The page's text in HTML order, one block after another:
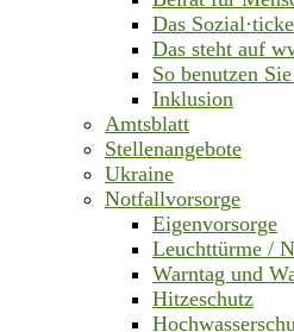
Das
Das steht auf
So benutzen
Inklusion
Amtsblatt
Stellenangebote
Ukraine
Notfallvorsorge
Eigenvorsorge
Leuchttürme /
Warntag und
Hitzeschutz